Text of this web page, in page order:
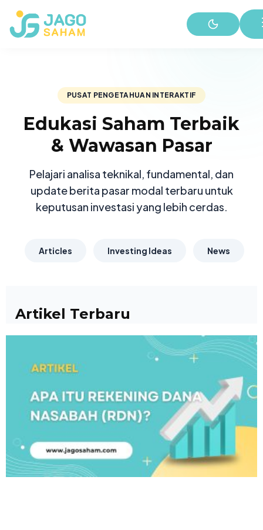
PUSAT PENGETAHUAN INTERAKTIF
Edukasi Saham Terbaik
& Wawasan Pasar
Pelajari analisa teknikal, fundamental, dan
update berita pasar modal terbaru untuk
keputusan investasi yang lebih cerdas.
Articles Investing Ideas News
Artikel Terbaru